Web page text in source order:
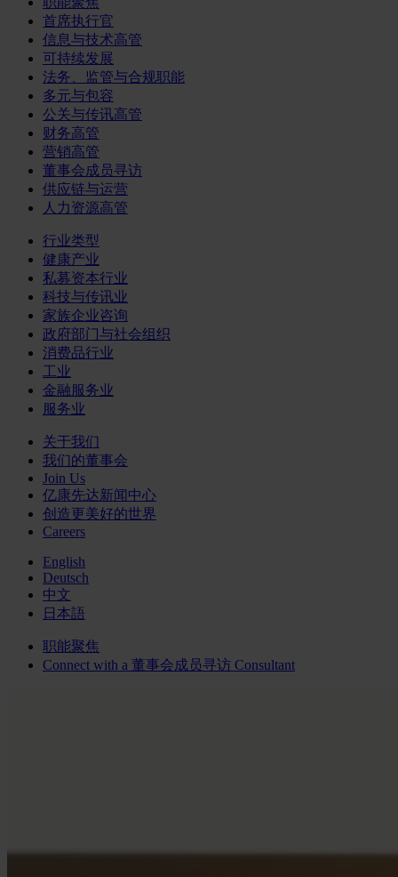
首席执行官
信息与技术高管
可持续发展
法务、监管与合规职能
多元与包容
公关与传讯高管
财务高管
营销高管
董事会成员寻访
供应链与运营
人力资源高管
行业类型
健康产业
私募资本行业
科技与传讯业
家族企业咨询
政府部门与社会组织
消费品行业
工业
金融服务业
服务业
关于我们
我们的董事会
Join Us
亿康先达新闻中心
创造更美好的世界
Careers
English
Deutsch
中文
日本語
职能聚焦
Connect with a 董事会成员寻访 Consultant